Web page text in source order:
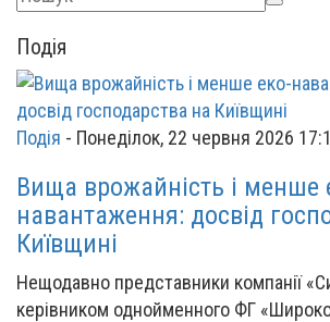
Подія
Подія - Понеділок, 22 червня 2026
Вища врожайність і менше
навантаження: досвід
Київщині
Нещодавно представники компанії
керівником однойменного ФГ